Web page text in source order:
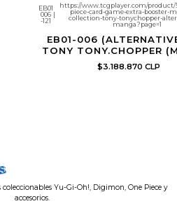
EB01
006
-121
|
https://www.tcgplayer.com/product/
piece-card-game-extra-booster-
collection-tony-tonychopper-
manga?page=1
EB01-006
TONY TONY.CHOPPER
$3.188.870 CLP
Yu-Gi-Oh!, Digimon, One Piece y
accesorios.